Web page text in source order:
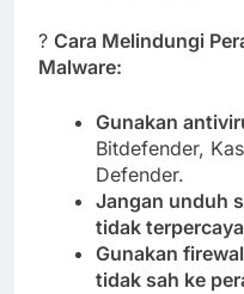
? Cara Melindungi
Malware:
Gunakan
Bitdefender,
Defender.
Jangan unduh
tidak terpercaya
Gunakan
tidak sah ke